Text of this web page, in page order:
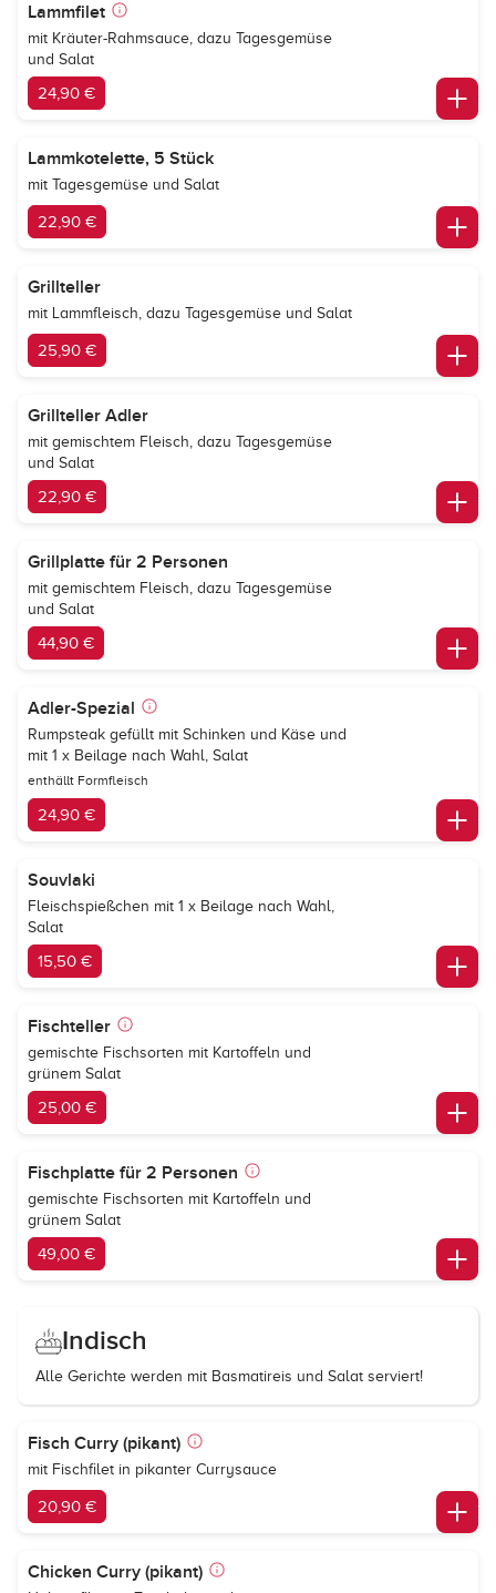
Lammfilet
mit Kräuter-Rahmsauce, dazu Tagesgemüse
und Salat
24,90 €
Lammkotelette, 5 Stück
mit Tagesgemüse und Salat
22,90 €
Grillteller
mit Lammfleisch, dazu Tagesgemüse und Salat
25,90 €
Grillteller Adler
mit gemischtem Fleisch, dazu Tagesgemüse
und Salat
22,90 €
Grillplatte für 2 Personen
mit gemischtem Fleisch, dazu Tagesgemüse
und Salat
44,90 €
Adler-Spezial
Rumpsteak gefüllt mit Schinken und Käse und
mit 1 x Beilage nach Wahl, Salat
enthällt Formfleisch
24,90 €
Souvlaki
Fleischspießchen mit 1 x Beilage nach Wahl,
Salat
15,50 €
Fischteller
gemischte Fischsorten mit Kartoffeln und
grünem Salat
25,00 €
Fischplatte für 2 Personen
gemischte Fischsorten mit Kartoffeln und
grünem Salat
49,00 €
Indisch
Alle Gerichte werden mit Basmatireis und Salat serviert!
Fisch Curry (pikant)
mit Fischfilet in pikanter Currysauce
20,90 €
Chicken Curry (pikant)